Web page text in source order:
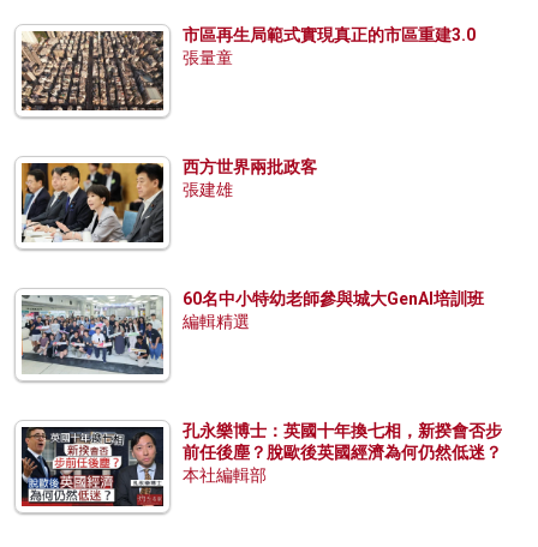
市區再生局範式實現真正的市區重建3.0
張量童
西方世界兩批政客
張建雄
60名中小特幼老師參與城大GenAI培訓班
編輯精選
孔永樂博士：英國十年換七相，新揆會否步
前任後塵？脫歐後英國經濟為何仍然低迷？
本社編輯部